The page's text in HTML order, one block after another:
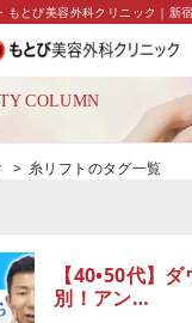
もとび美容外科クリニック｜新
COLUMN
> 糸リフトのタグ一覧
【40•50代】
別！アン…